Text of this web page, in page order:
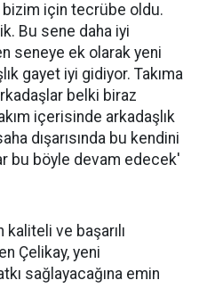
bizim için tecrübe oldu.
Bu sene daha iyi
seneye ek olarak yeni
gayet iyi gidiyor. Takıma
belki biraz
içerisinde arkadaşlık
dışarısında bu kendini
bu böyle devam edecek'
kaliteli ve başarılı
Çelikay, yeni
sağlayacağına emin